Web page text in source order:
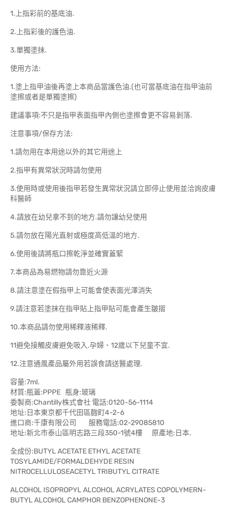
1.上指彩前的基底油.
2.上指彩後的護色油.
3.單獨塗抹.
使用方法:
1.塗上指甲油後再塗上本商品當護色油.(也可當基底油在指甲油前
塗擦或者是單獨塗擦)
建議事項:不只是指甲表面指甲內側也塗擦會更不容易剝落.
注意事項/保存方法:
1.請勿用在本用途以外的其它用途上
2.指甲有異常狀況時請勿使用
3.使用時或使用後指甲若發生異常狀況請立即停止使用並洽詢皮膚
科醫師
4.請放在幼兒拿不到的地方.請勿讓幼兒使用
5.請勿放在陽光直射或極度高低溫的地方.
6.使用後請將瓶口擦乾淨並確實蓋緊
7.本商品為易燃物請勿靠近火源
8.請注意塗在假指甲上可能會使表面光澤消失
9.請注意若塗抹在指甲貼上指甲貼可能會產生皺摺
10.本商品請勿使用稀釋液稀釋.
11避免接觸皮膚避免吸入.孕婦、12歲以下兒童不宜.
12.注意通風產品屬外用若誤食請送醫處理.
容量:7ml.
材質:瓶蓋:PPPE 瓶身:玻璃
委製商:Chantilly株式會社 電話:0120-56-1114
地址:日本東京都千代田區麴町4-2-6
進口商:千康有限公司 服務電話:02-29085810
地址:新北市泰山區明志路三段350-1號4樓 原產地:日本.
全成份:BUTYL ACETATE ETHYL ACETATE
TOSYLAMIDE/FORMALDEHYDE RESIN
NITROCELLULOSEACETYL TRIBUTYL CITRATE
ALCOHOL ISOPROPYL ALCOHOL ACRYLATES COPOLYMERN-
BUTYL ALCOHOL CAMPHOR BENZOPHENONE-3